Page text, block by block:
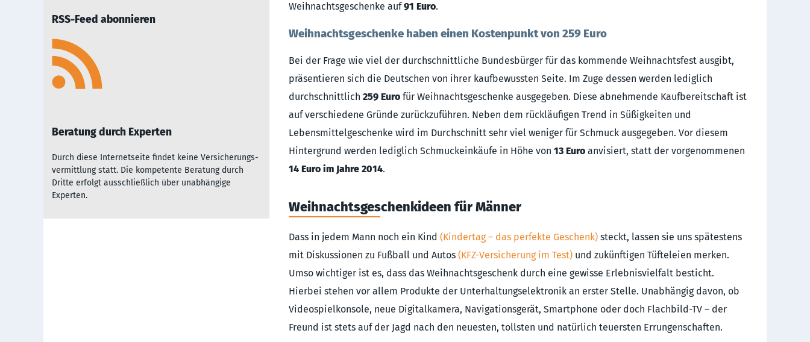
Weihnachtsgeschenke auf91 Euro.
Weihnachtsgeschenke haben einen Kostenpunkt von 259 Euro
Bei der Frage wie viel der durchschnittliche Bundesbürger für das kommende Weihnachtsfest ausgibt,
präsentieren sich die Deutschen von ihrer kaufbewussten Seite. Im Zuge dessen werden lediglich
durchschnittlich 259 Euro für Weihnachtsgeschenke ausgegeben. Diese abnehmende Kaufbereitschaft ist
auf verschiedene Gründe zurückzuführen. Neben dem rückläufigen Trend in Süßigkeiten und
Lebensmittelgeschenke wird im Durchschnitt sehr viel weniger für Schmuck ausgegeben. Vor diesem
Hintergrund werden lediglich Schmuckeinkäufe in Höhe von 13 Euro anvisiert, statt der vorgenommenen
14 Euro im Jahre 2014.
Weihnachtsgeschenkideen für Männer
Dass in jedem Mann noch ein Kind (Kindertag – das perfekte Geschenk) steckt, lassen sie uns spätestens
mit Diskussionen zu Fußball und Autos (KFZ-Versicherung im Test) und zukünftigen Tüfteleien merken.
Umso wichtiger ist es, dass das Weihnachtsgeschenk durch eine gewisse Erlebnisvielfalt besticht.
Hierbei stehen vor allem Produkte der Unterhaltungselektronik an erster Stelle. Unabhängig davon, ob
Videospielkonsole, neue Digitalkamera, Navigationsgerät, Smartphone oder doch Flachbild-TV – der
Freund ist stets auf der Jagd nach den neuesten, tollsten und natürlich teuersten Errungenschaften.
RSS-Feed abonnieren
Beratung durch Experten
Durch diese Inter­net­seite fin­det kei­ne Ver­sich­er­ungs­
ver­mitt­lu­ng statt. Die kom­pe­ten­te Be­rat­ung durch
Dritte er­folgt aus­sch­ließ­lich über un­ab­hängi­ge
Experten.